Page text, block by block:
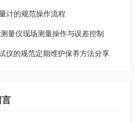
计的规范操作流程
量仪现场测量操作与误差控制
仪的规范定期维护保养方法分享
言